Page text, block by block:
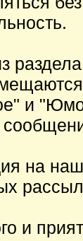
и
на
и